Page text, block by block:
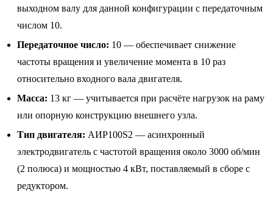
выходном валу для данной конфигурации с передаточным
числом 10.
Передаточное число: 10 — обеспечивает снижение
частоты вращения и увеличение момента в 10 раз
относительно входного вала двигателя.
Масса: 13 кг — учитывается при расчёте нагрузок на раму
или опорную конструкцию внешнего узла.
Тип двигателя: АИР100S2 — асинхронный
электродвигатель с частотой вращения около 3000 об/мин
(2 полюса) и мощностью 4 кВт, поставляемый в сборе с
редуктором.